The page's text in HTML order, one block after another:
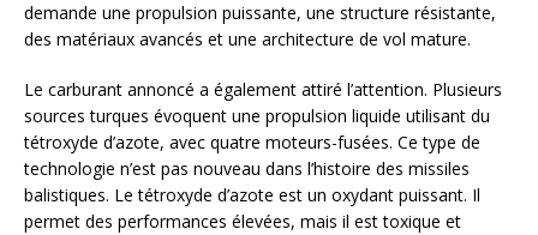
demande une propulsion puissante, une structure résistante,
des matériaux avancés et une architecture de vol mature.
Le carburant annoncé a également attiré l’attention. Plusieurs
sources turques évoquent une propulsion liquide utilisant du
tétroxyde d’azote, avec quatre moteurs-fusées. Ce type de
technologie n’est pas nouveau dans l’histoire des missiles
balistiques. Le tétroxyde d’azote est un oxydant puissant. Il
permet des performances élevées, mais il est toxique et